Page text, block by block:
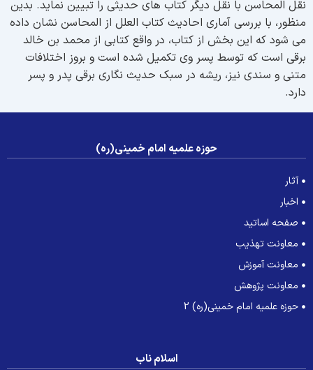
المحاسن با نقل دیگر کتاب های حدیثی را تبیین نماید. بدین
با بررسی آماری احادیث کتاب العلل از المحاسن نشان داده
شود که این بخش از کتاب، در واقع کتابی از محمد بن خالد
است که توسط پسر وی تکمیل شده است و بروز اختلافات
و سندی نیز، ریشه در سبک حدیث نگاری برقی پدر و پسر
حوزه علمیه امام خمینی(ره)
آثار
اخبار
صفحه اساتید
معاونت تهذیب
معاونت آموزش
معاونت پژوهش
حوزه علمیه امام خمینی(ره) 2
اسلام ناب